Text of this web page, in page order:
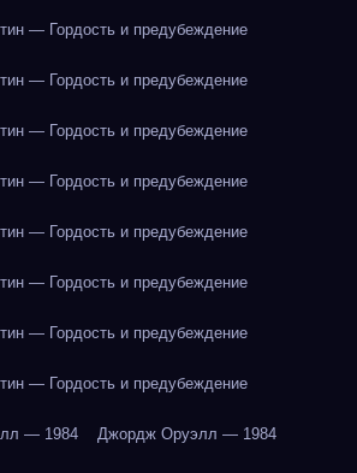
— Гордость и предубеждение
— Гордость и предубеждение
— Гордость и предубеждение
— Гордость и предубеждение
— Гордость и предубеждение
— Гордость и предубеждение
— Гордость и предубеждение
— Гордость и предубеждение
— 1984 Джордж Оруэлл — 1984